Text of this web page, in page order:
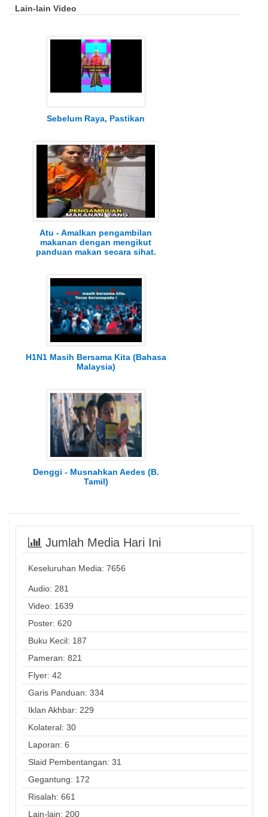
Lain-lain Video
Sebelum Raya, Pastikan
Atu - Amalkan pengambilan
makanan dengan mengikut
panduan makan secara sihat.
H1N1 Masih Bersama Kita (Bahasa
Malaysia)
Denggi - Musnahkan Aedes (B.
Tamil)
Jumlah Media Hari Ini
Keseluruhan Media: 7656
Audio: 281
Video: 1639
Poster: 620
Buku Kecil: 187
Pameran: 821
Flyer: 42
Garis Panduan: 334
Iklan Akhbar: 229
Kolateral: 30
Laporan: 6
Slaid Pembentangan: 31
Gegantung: 172
Risalah: 661
Lain-lain: 200